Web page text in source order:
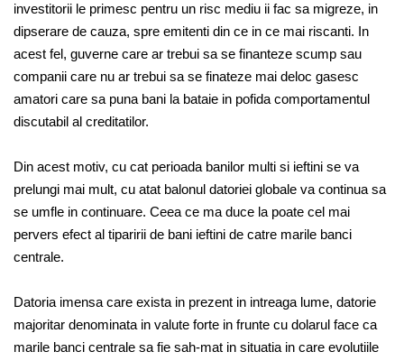
investitorii le primesc pentru un risc mediu ii fac sa migreze, in
dipserare de cauza, spre emitenti din ce in ce mai riscanti. In
acest fel, guverne care ar trebui sa se finanteze scump sau
companii care nu ar trebui sa se finateze mai deloc gasesc
amatori care sa puna bani la bataie in pofida comportamentul
discutabil al creditatilor.
Din acest motiv, cu cat perioada banilor multi si ieftini se va
prelungi mai mult, cu atat balonul datoriei globale va continua sa
se umfle in continuare. Ceea ce ma duce la poate cel mai
pervers efect al tiparirii de bani ieftini de catre marile banci
centrale.
Datoria imensa care exista in prezent in intreaga lume, datorie
majoritar denominata in valute forte in frunte cu dolarul face ca
marile banci centrale sa fie sah-mat in situatia in care evolutiile